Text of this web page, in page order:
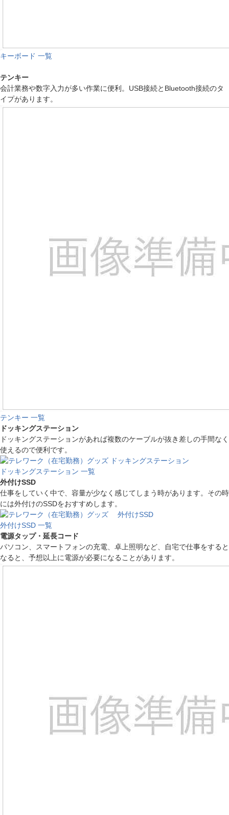
キーボード 一覧
テンキー
会計業務や数字入力が多い作業に便利。USB接続とBluetooth接続のタ
イプがあります。
テンキー 一覧
ドッキングステーション
ドッキングステーションがあれば複数のケーブルが抜き差しの手間なく
使えるので便利です。
ドッキングステーション 一覧
外付けSSD
仕事をしていく中で、容量が少なく感じてしまう時があります。その時
には外付けのSSDをおすすめします。
外付けSSD 一覧
電源タップ・延長コード
パソコン、スマートフォンの充電、卓上照明など、自宅で仕事をすると
なると、予想以上に電源が必要になることがあります。